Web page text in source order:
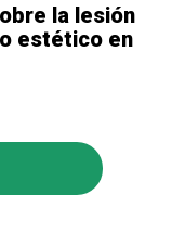
la lesión
estético en